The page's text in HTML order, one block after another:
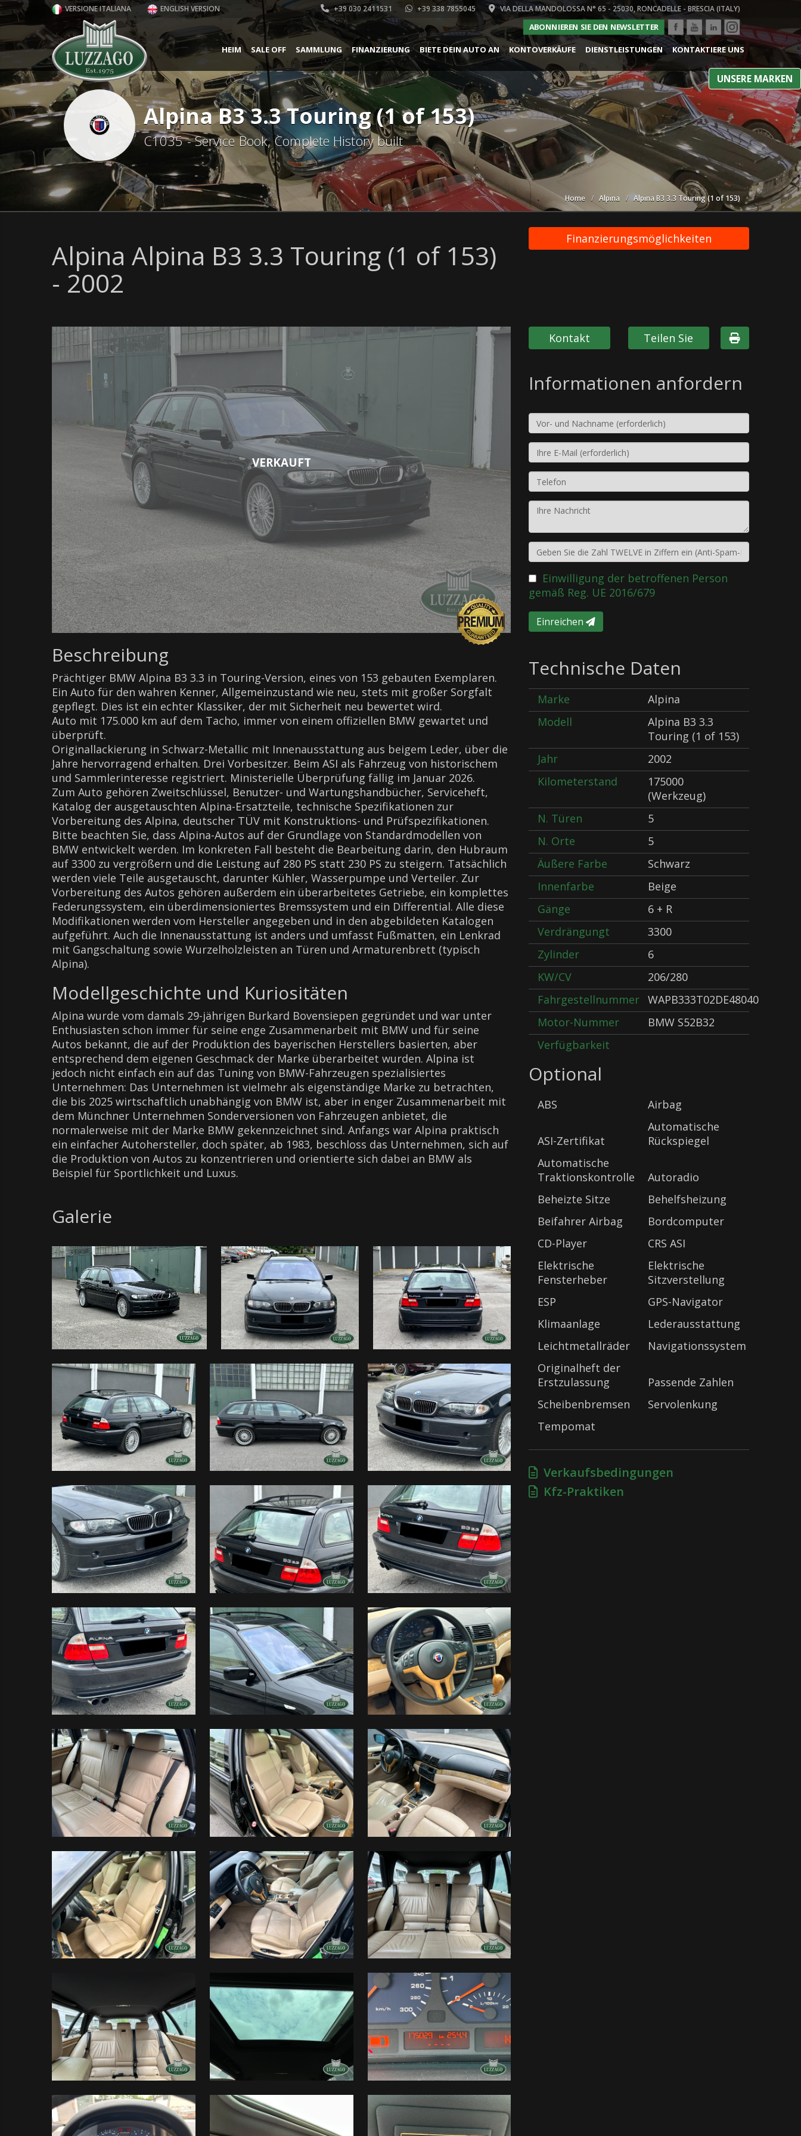
VERSIONE ITALIANA ENGLISH VERSION +39 030 2411531 +39 338 7855045 VIA DELLA MANDOLOSSA N° 65 - 25030, RONCADELLE - BRESCIA (ITALY)
ABONNIEREN SIE DEN NEWSLETTER
UNSERE MARKEN
HEIM SALE OFF SAMMLUNG FINANZIERUNG BIETE DEIN AUTO AN KONTOVERKÄUFE DIENSTLEISTUNGEN KONTAKTIERE UNS
Alpina B3 3.3 Touring (1 of 153)
C1035 - Service Book, Complete History built
Home Alpina Alpina B3 3.3 Touring (1 of 153)
Alpina Alpina B3 3.3 Touring (1 of 153)
- 2002
Finanzierungsmöglichkeiten
VERKAUFT
Beschreibung
Prächtiger BMW Alpina B3 3.3 in Touring-Version, eines von 153 gebauten Exemplaren.
Ein Auto für den wahren Kenner, Allgemeinzustand wie neu, stets mit großer Sorgfalt
gepflegt. Dies ist ein echter Klassiker, der mit Sicherheit neu bewertet wird.
Auto mit 175.000 km auf dem Tacho, immer von einem offiziellen BMW gewartet und
überprüft.
Originallackierung in Schwarz-Metallic mit Innenausstattung aus beigem Leder, über die
Jahre hervorragend erhalten. Drei Vorbesitzer. Beim ASI als Fahrzeug von historischem
und Sammlerinteresse registriert. Ministerielle Überprüfung fällig im Januar 2026.
Zum Auto gehören Zweitschlüssel, Benutzer- und Wartungshandbücher, Serviceheft,
Katalog der ausgetauschten Alpina-Ersatzteile, technische Spezifikationen zur
Vorbereitung des Alpina, deutscher TÜV mit Konstruktions- und Prüfspezifikationen.
Bitte beachten Sie, dass Alpina-Autos auf der Grundlage von Standardmodellen von
BMW entwickelt werden. Im konkreten Fall besteht die Bearbeitung darin, den Hubraum
auf 3300 zu vergrößern und die Leistung auf 280 PS statt 230 PS zu steigern. Tatsächlich
werden viele Teile ausgetauscht, darunter Kühler, Wasserpumpe und Verteiler. Zur
Vorbereitung des Autos gehören außerdem ein überarbeitetes Getriebe, ein komplettes
Federungssystem, ein überdimensioniertes Bremssystem und ein Differential. Alle diese
Modifikationen werden vom Hersteller angegeben und in den abgebildeten Katalogen
aufgeführt. Auch die Innenausstattung ist anders und umfasst Fußmatten, ein Lenkrad
mit Gangschaltung sowie Wurzelholzleisten an Türen und Armaturenbrett (typisch
Alpina).
Modellgeschichte und Kuriositäten
Alpina wurde vom damals 29-jährigen Burkard Bovensiepen gegründet und war unter
Enthusiasten schon immer für seine enge Zusammenarbeit mit BMW und für seine
Autos bekannt, die auf der Produktion des bayerischen Herstellers basierten, aber
entsprechend dem eigenen Geschmack der Marke überarbeitet wurden. Alpina ist
jedoch nicht einfach ein auf das Tuning von BMW-Fahrzeugen spezialisiertes
Unternehmen: Das Unternehmen ist vielmehr als eigenständige Marke zu betrachten,
die bis 2025 wirtschaftlich unabhängig von BMW ist, aber in enger Zusammenarbeit mit
dem Münchner Unternehmen Sonderversionen von Fahrzeugen anbietet, die
normalerweise mit der Marke BMW gekennzeichnet sind. Anfangs war Alpina praktisch
ein einfacher Autohersteller, doch später, ab 1983, beschloss das Unternehmen, sich auf
die Produktion von Autos zu konzentrieren und orientierte sich dabei an BMW als
Beispiel für Sportlichkeit und Luxus.
Galerie
Kontakt Teilen Sie
Informationen anfordern
Einwilligung der betroffenen Person
gemäß Reg. UE 2016/679
Einreichen
Technische Daten
Marke
Alpina
Modell
Alpina B3 3.3
Touring (1 of 153)
Jahr
2002
Kilometerstand
175000
(Werkzeug)
N. Türen
5
N. Orte
5
Äußere Farbe
Schwarz
Innenfarbe
Beige
Gänge
6 + R
Verdrängungt
3300
Zylinder
6
KW/CV
206/280
Fahrgestellnummer WAPB333T02DE48040
Motor-Nummer
BMW S52B32
Verfügbarkeit
Optional
ABS Airbag
ASI-Zertifikat
Automatische
Rückspiegel
Automatische
Traktionskontrolle
Autoradio
Beheizte Sitze
Behelfsheizung
Beifahrer Airbag
Bordcomputer
CD-Player
CRS ASI
Elektrische
Fensterheber
Elektrische
Sitzverstellung
ESP
GPS-Navigator
Klimaanlage
Lederausstattung
Leichtmetallräder
Navigationssystem
Originalheft der
Erstzulassung
Passende Zahlen
Scheibenbremsen
Servolenkung
Tempomat
Verkaufsbedingungen
Kfz-Praktiken